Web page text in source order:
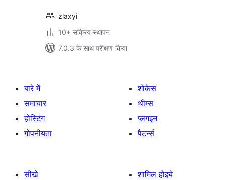
zlaxyi
10+ सक्रिय स्थापन
7.0.3 के साथ परीक्षण किया
बारे में
समाचार
होस्टिंग
गोपनीयता
शोकेस
थीम्स
प्लगइन
पैटर्न्स
सीखे
शामिल होइये